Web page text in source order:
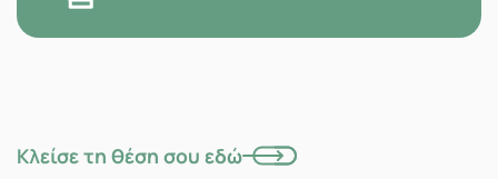
Κλείσε τη θέση σου εδώ